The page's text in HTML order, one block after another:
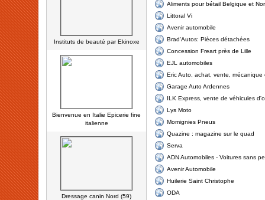
Instituts de beauté par Ekinoxe
Bienvenue en Italie Epicerie fine
italienne
Dressage canin Nord (59)
Aliments pour bétail Belgique et
Littoral Vi
Avenir automobile
Brad'Autos: Pièces détachées
Concession Freart près de Lille
EJL automobiles
Eric Auto, achat, vente, mécanique
Garage Auto Ardennes
ILK Express, vente de véhicules
Lys Moto
Momignies Pneus
Quazine : magazine sur le quad
Serva
ADN Automobiles - Voitures sans
Avenir Automobile
Huilerie Saint Christophe
ODA